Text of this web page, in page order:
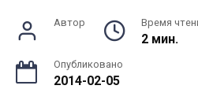
Автор Время
2 мин.
Опубликовано
2014-02-05